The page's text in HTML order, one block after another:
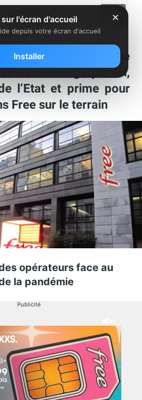
en entreprise
de chomage partiel,
l’Etat et prime pour
Free sur le terrain
opérateurs face au
la pandémie
Publicité
✕
l'écran d'accueil
depuis votre écran d'accueil
Installer